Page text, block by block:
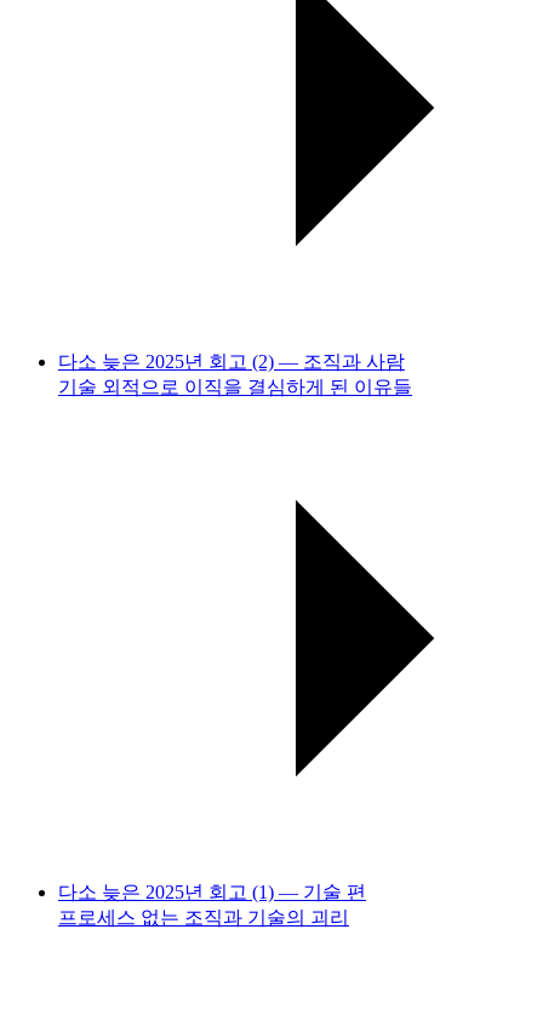
다소 늦은 2025년 회고 (2) — 조직과 사람
기술 외적으로 이직을 결심하게 된 이유들
다소 늦은 2025년 회고 (1) — 기술 편
프로세스 없는 조직과 기술의 괴리